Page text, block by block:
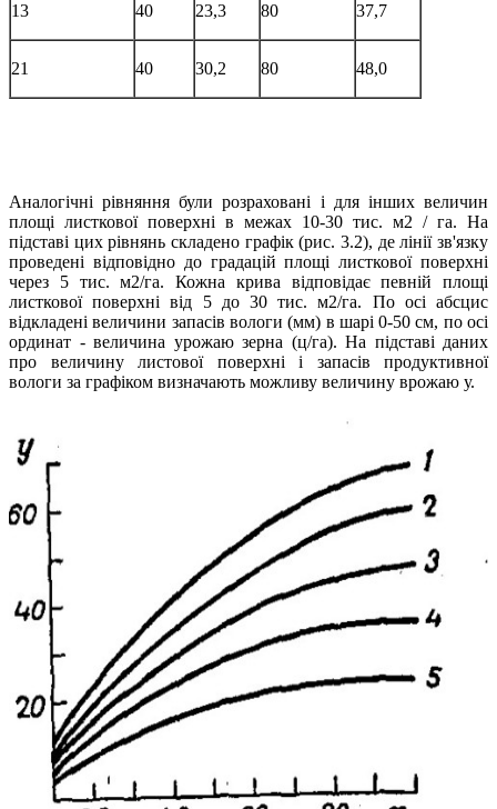
13 40 23,3 80 37,7
21 40 30,2 80 48,0
Аналогічні рівняння були розраховані і для інших величин
площі листкової поверхні в межах 10-30 тис. м2 / га. На
підставі цих рівнянь складено графік (рис. 3.2), де лінії зв'язку
проведені відповідно до градацій площі листкової поверхні
через 5 тис. м2/га. Кожна крива відповідає певній площі
листкової поверхні від 5 до 30 тис. м2/га. По осі абсцис
відкладені величини запасів вологи (мм) в шарі 0-50 см, по осі
ординат - величина урожаю зерна (ц/га). На підставі даних
про величину листової поверхні і запасів продуктивної
вологи за графіком визначають можливу величину врожаю у.